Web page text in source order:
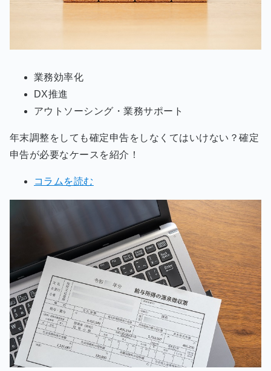
業務効率化
DX推進
アウトソーシング・業務サポート
年末調整をしても確定申告をしなくてはいけない？確定
申告が必要なケースを紹介！
コラムを読む